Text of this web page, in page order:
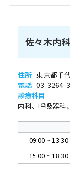
佐々木内
住所 東京都千
電話 03-3264-
診療科目
内科、呼吸器科
09:00 ~13:30
15:00 ~18:30